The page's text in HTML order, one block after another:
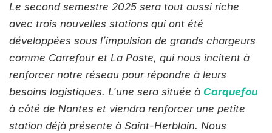
Le second semestre 2025 sera tout aussi riche
avec trois nouvelles stations qui ont été
développées sous l’impulsion de grands chargeurs
comme Carrefour et La Poste, qui nous incitent à
renforcer notre réseau pour répondre à leurs
besoins logistiques. L'une sera située à Carquefou
à côté de Nantes et viendra renforcer une petite
station déjà présente à Saint-Herblain. Nous